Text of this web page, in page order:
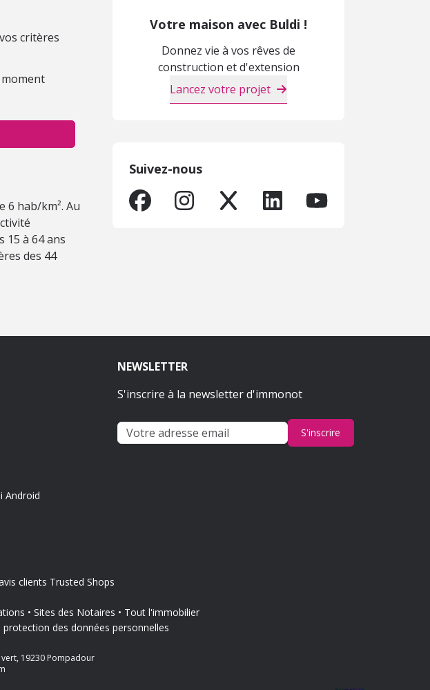
critères
6 hab/km². Au
15 à 64 ans
des 44
Votre maison avec Buldi !
Donnez vie à vos rêves de
construction et d'extension
Lancez votre projet
Suivez-nous
Android
NEWSLETTER
S'inscrire à la newsletter d'immonot
S'inscrire
clients Trusted Shops
Sites des Notaires
Tout l'immobilier
protection des données personnelles
19230 Pompadour